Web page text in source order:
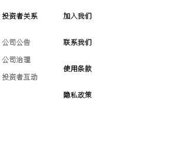
投资者关系
公司公告
公司治理
投资者互动
加入我们
联系我们
使用条款
隐私政策